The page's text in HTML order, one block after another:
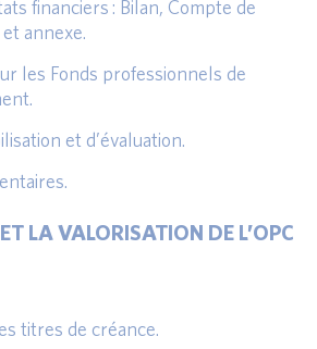
financiers : Bilan, Compte de
annexe.
les Fonds professionnels de
et d’évaluation.
LA VALORISATION DE L’OPC
titres de créance.